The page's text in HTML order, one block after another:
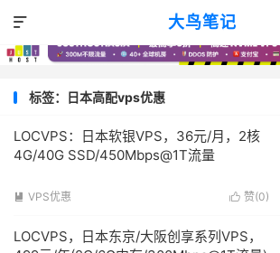
大鸟笔记

标签：日本高配vps优惠
LOCVPS：日本软银VPS，36元/月，2核
4G/40G SSD/450Mbps@1T流量
 赞(0)
 VPS优惠
LOCVPS，日本东京/大阪创享系列VPS，